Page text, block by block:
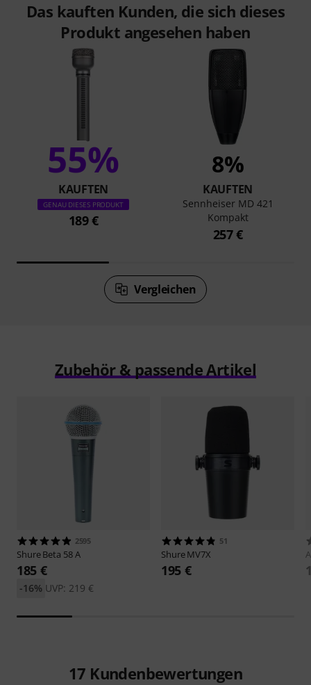
Das kauften Kunden, die sich dieses
Produkt angesehen haben
55%
KAUFTEN
GENAU DIESES PRODUKT
189 €
8%
KAUFTEN
Sennheiser MD 421
Kompakt
257 €
Vergleichen
Zubehör & passende Artikel
2595
ShureBeta 58 A
185 €
UVP: 219 €
-16%
51
ShureMV7X
195 €
17 Kundenbewertungen